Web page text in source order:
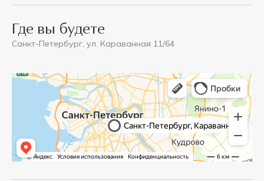
Где вы будете
Санкт-Петербург, ул. Караванная 11/64